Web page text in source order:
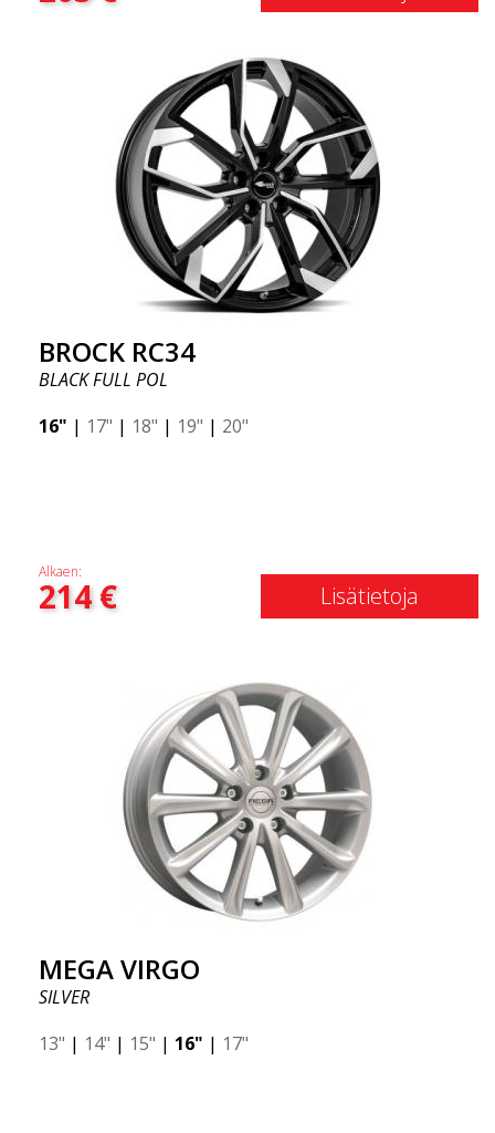
BROCK RC34
BLACK FULL POL
16" | 17" | 18" | 19" | 20"
Alkaen:
214€ Lisätietoja
MEGA VIRGO
SILVER
13" | 14" | 15" | 16" | 17"